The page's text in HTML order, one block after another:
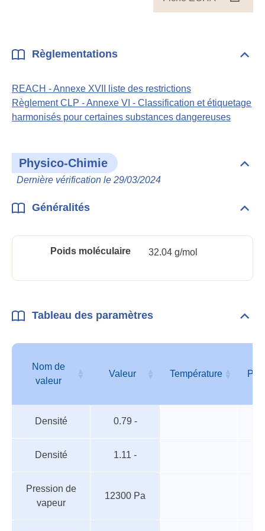
Règlementations
REACH - Annexe XVII liste des restrictions
Règlement CLP - Annexe VI - Classification et étiquetage
harmonisés pour certaines substances dangereuses
Physico-Chimie
Dernière vérification le 29/03/2024
Généralités
Poids moléculaire 32.04 g/mol
Tableau des paramètres
paramètres
Nom de
valeur
Valeur Température
valeur
Densité
0.79 -
Densité 1.11 -
Pression de
vapeur
12300 Pa